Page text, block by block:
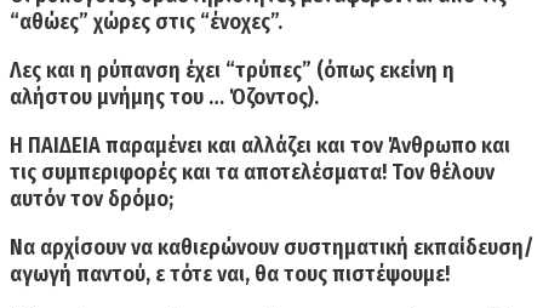
“αθώες” χώρες στις “ένοχες”.
Λες και η ρύπανση έχει “τρύπες” (όπως εκείνη η
αλήστου μνήμης του … Όζοντος).
Η ΠΑΙΔΕΙΑ παραμένει και αλλάζει και τον Άνθρωπο και
τις συμπεριφορές και τα αποτελέσματα! Τον θέλουν
αυτόν τον δρόμο;
Να αρχίσουν να καθιερώνουν συστηματική εκπαίδευση/
αγωγή παντού, ε τότε ναι, θα τους πιστέψουμε!